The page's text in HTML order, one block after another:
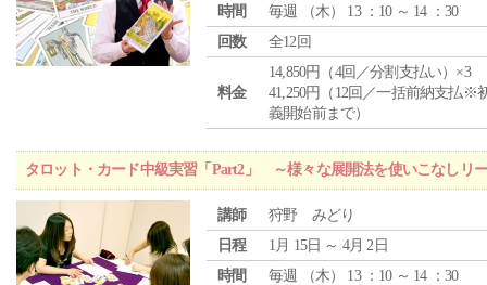
時間 毎週 （木） 13 ：10 ～ 14 ：30
回数
全12回
料金
14,850円（4回／分割支払い）×3
41,250円（12回／一括前納支払※
義開始前まで）
タロット・カード中級実習「Part2」 ～様々な展開法を使いこなしリ
講師
狩野 みどり
日程
1月 15日 ～ 4月 2日
時間
毎週 （木） 13 ：10 ～ 14 ：30